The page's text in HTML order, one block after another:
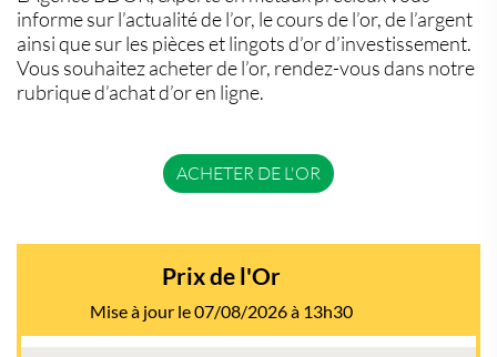
informe sur l’actualité de l’or, le cours de l’or, de l’argent
ainsi que sur les pièces et lingots d’or d’investissement.
Vous souhaitez acheter de l’or, rendez-vous dans notre
rubrique d’achat d’or en ligne.
ACHETER DE L'OR
Prix de l'Or
Mise à jour le 07/08/2026 à 13h30